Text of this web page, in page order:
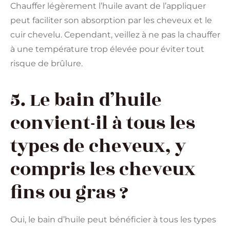
Chauffer légèrement l’huile avant de l’appliquer
peut faciliter son absorption par les cheveux et le
cuir chevelu. Cependant, veillez à ne pas la chauffer
à une température trop élevée pour éviter tout
risque de brûlure.
5. Le bain d’huile
convient-il à tous les
types de cheveux, y
compris les cheveux
fins ou gras ?
Oui, le bain d’huile peut bénéficier à tous les types